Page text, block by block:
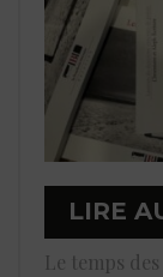
LIRE
Le temps